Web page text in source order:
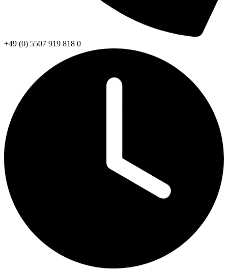
+49 (0) 5507 919 818 0